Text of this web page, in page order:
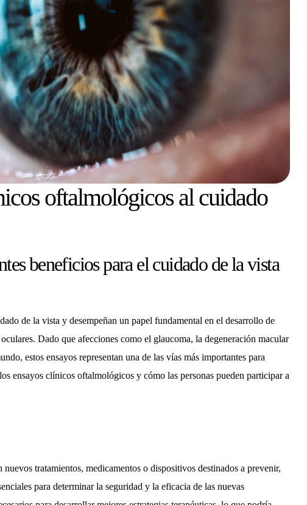
oftalmológicos al cuidado
beneficios para el cuidado de la vista
de la vista y desempeñan un papel fundamental en el desarrollo de
Dado que afecciones como el glaucoma, la degeneración macular
estos ensayos representan una de las vías más importantes para
ensayos clínicos oftalmológicos y cómo las personas pueden participar a
tratamientos, medicamentos o dispositivos destinados a prevenir,
para determinar la seguridad y la eficacia de las nuevas